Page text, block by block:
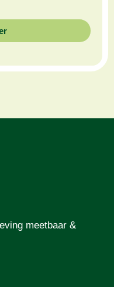
meetbaar &